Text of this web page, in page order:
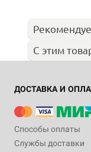
С этим
ДОСТАВКА И
Способы оплаты
Службы доставки